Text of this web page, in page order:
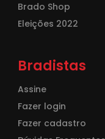
Brado Shop
Eleições 2022
Bradistas
Assine
Fazer login
Fazer cadastro